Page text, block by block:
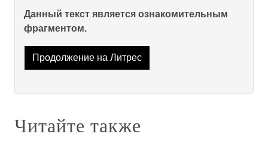
Данный текст является ознакомительным
фрагментом.
Продолжение на Литрес
Читайте также